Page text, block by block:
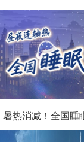
暑热消减！全国睡